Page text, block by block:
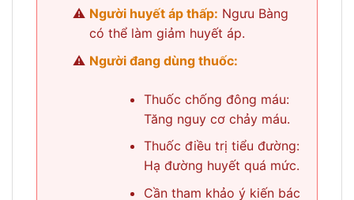
Người huyết áp thấp: Ngưu Bàng
có thể làm giảm huyết áp.
Người đang dùng thuốc:
Thuốc chống đông máu:
Tăng nguy cơ chảy máu.
Thuốc điều trị tiểu đường:
Hạ đường huyết quá mức.
Cần tham khảo ý kiến bác